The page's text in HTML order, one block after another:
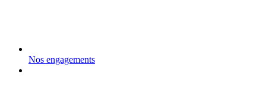
Nos engagements